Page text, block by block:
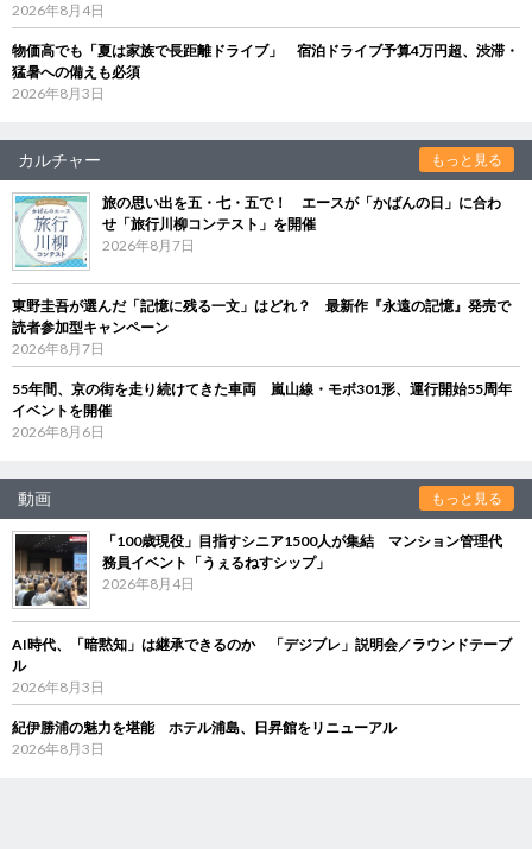
2026年8月4日
物価高でも「夏は家族で長距離ドライブ」 宿泊ドライブ予算4万円超、渋滞・
猛暑への備えも必須
2026年8月3日
カルチャー もっと見る
旅の思い出を五・七・五で！ エースが「かばんの日」に合わ
せ「旅行川柳コンテスト」を開催
2026年8月7日
東野圭吾が選んだ「記憶に残る一文」はどれ？ 最新作『永遠の記憶』発売で
読者参加型キャンペーン
2026年8月7日
55年間、京の街を走り続けてきた車両 嵐山線・モボ301形、運行開始55周年
イベントを開催
2026年8月6日
動画 もっと見る
「100歳現役」目指すシニア1500人が集結 マンション管理代
務員イベント「うぇるねすシップ」
2026年8月4日
AI時代、「暗黙知」は継承できるのか 「デジブレ」説明会／ラウンドテーブ
ル
2026年8月3日
紀伊勝浦の魅力を堪能 ホテル浦島、日昇館をリニューアル
2026年8月3日